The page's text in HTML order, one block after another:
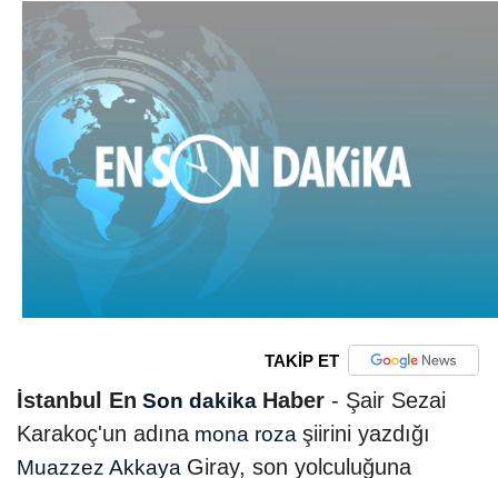
TAKİP ET
İstanbul En Son dakika Haber - Şair Sezai
Karakoç'un adınamona roza şiirini yazdığı
Muazzez Akkaya Giray, son yolculuğuna